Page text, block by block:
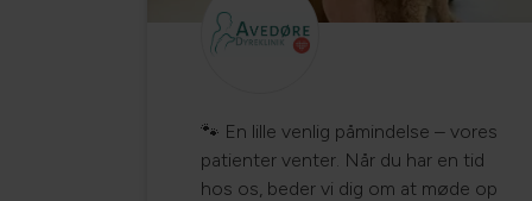
🐾 En lille venlig påmindelse – vores
patienter venter. Når du har en tid
hos os, beder vi dig om at møde op